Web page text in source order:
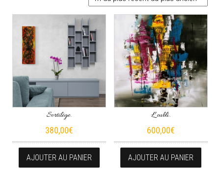
Sortilège.
380,00€
AJOUTER AU PANIER
L’oubli.
600,00€
AJOUTER AU PANIER